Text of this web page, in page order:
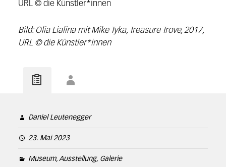
Bild: Olia Lialina mit Mike Tyka, Treasure Trove, 2017,
URL © die Künstler*innen
Daniel Leutenegger
23. Mai 2023
Museum, Ausstellung, Galerie